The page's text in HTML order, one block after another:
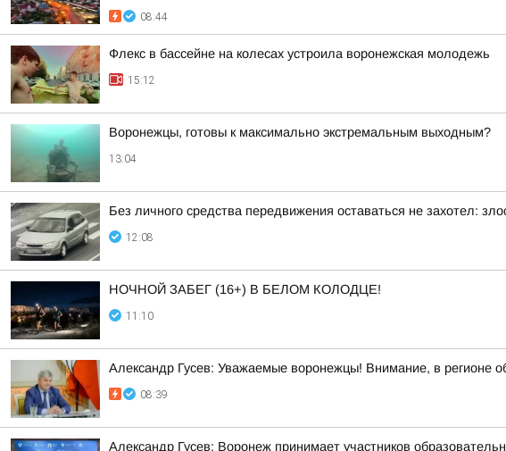
08:44
Флекс в бассейне на колесах устроила воронежская молодежь
15:12
Воронежцы, готовы к максимально экстремальным выходным?
13:04
Без личного средства передвижения оставаться не захотел:
12:08
НОЧНОЙ ЗАБЕГ (16+) В БЕЛОМ КОЛОДЦЕ!
11:10
Александр Гусев: Уважаемые воронежцы! Внимание, в регионе
08:39
Александр Гусев: Воронеж принимает участников